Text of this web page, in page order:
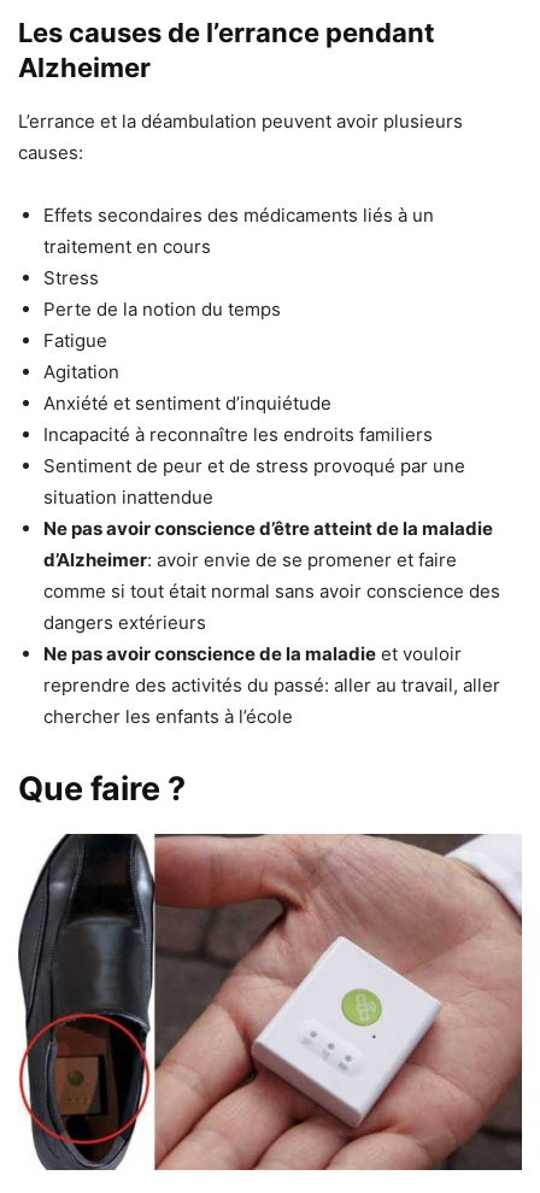
Les causes de l’errance pendant
Alzheimer
L’errance et la déambulation peuvent avoir plusieurs
causes:
Effets secondaires des médicaments liés à un
traitement en cours
Stress
Perte de la notion du temps
Fatigue
Agitation
Anxiété et sentiment d’inquiétude
Incapacité à reconnaître les endroits familiers
Sentiment de peur et de stress provoqué par une
situation inattendue
Ne pas avoir conscience d’être atteint de la maladie
d’Alzheimer: avoir envie de se promener et faire
comme si tout était normal sans avoir conscience des
dangers extérieurs
Ne pas avoir conscience de la maladie et vouloir
reprendre des activités du passé: aller au travail, aller
chercher les enfants à l’école
Que faire ?